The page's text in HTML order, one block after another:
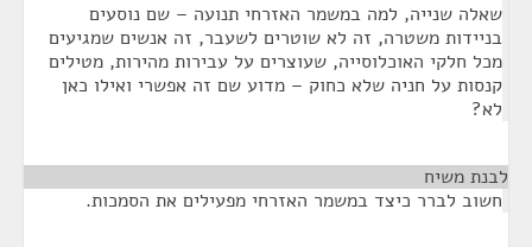
שאלה שנייה, למה במשמר האזרחי תנועה – שם נוסעים
בניידות משטרה, זה לא שוטרים לשעבר, זה אנשים שמגיעים
מכל חלקי האוכלוסייה, שעוצרים על עבירות מהירות, מטילים
קנסות על חניה שלא כחוק – מדוע שם זה אפשרי ואילו כאן
לא?
לבנת משיח
חשוב לברר כיצד במשמר האזרחי מפעילים את הסמכות.